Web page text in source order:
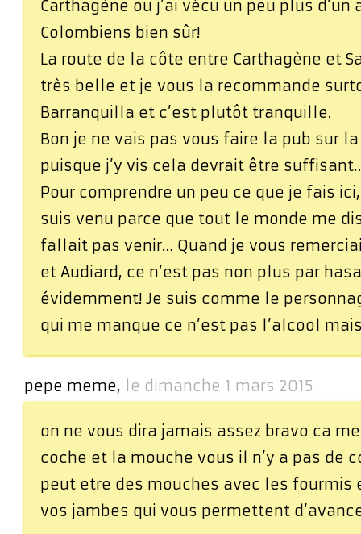
Carthagène ou j’ai vécu un peu plus d’un
Colombiens bien sûr!
La route de la côte entre Carthagène et
très belle et je vous la recommande
Barranquilla et c’est plutôt tranquille.
Bon je ne vais pas vous faire la pub sur
puisque j’y vis cela devrait être
Pour comprendre un peu ce que je fais
suis venu parce que tout le monde me
fallait pas venir… Quand je vous
et Audiard, ce n’est pas non plus par
évidemment! Je suis comme le
qui me manque ce n’est pas l’alcool
pepe meme, le dimanche 1 mars 2015
on ne vous dira jamais assez bravo ca
coche et la mouche vous il n’y a pas de
peut etre des mouches avec les fourmis
vos jambes qui vous permettent